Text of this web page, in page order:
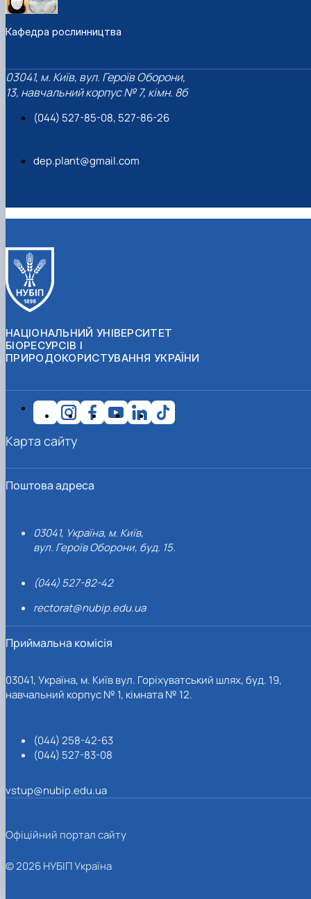
Кафедра рослинництва
03041, м. Київ, вул. Героїв Оборони,
13, навчальний корпус № 7, кімн. 8б
(044) 527-85-08, 527-86-26
dep.plant@gmail.com
НАЦІОНАЛЬНИЙ УНІВЕРСИТЕТ
БІОРЕСУРСІВ І
ПРИРОДОКОРИСТУВАННЯ УКРАЇНИ
Поштова адреса
03041, Україна, м. Київ,
вул. Героїв Оборони, буд. 15.
(044) 527-82-42
rectorat@nubip.edu.ua
Приймальна комісія
03041, Україна, м. Київ вул. Горіхуватський шлях, буд. 19,
навчальний корпус № 1, кімната № 12.
(044) 258-42-63
(044) 527-83-08
vstup@nubip.edu.ua
Карта сайту
Офіційний портал сайту
© 2026 НУБІП Україна